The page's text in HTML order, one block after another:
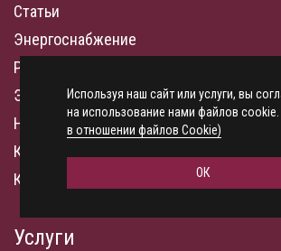
Статьи
Энергоснабжение
Раскрытие информации
Электронный документооборот
Новости
Контакты
Карта сайта
Услуги
Используя наш сайт или услуги, вы
на использование нами файлов cookie.
в отношении файлов Cookie)
ОК